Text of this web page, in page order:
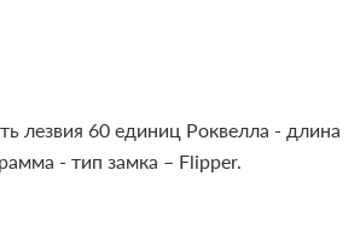
лезвия 60 единиц Роквелла - длина
- тип замка – Flipper.